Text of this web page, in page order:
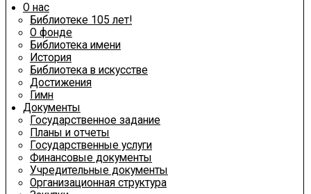
О нас
Библиотеке 105 лет!
О фонде
Библиотека имени
История
Библиотека в искусстве
Достижения
Гимн
Документы
Государственное задание
Планы и отчеты
Государственные услуги
Финансовые документы
Учредительные документы
Организационная структура